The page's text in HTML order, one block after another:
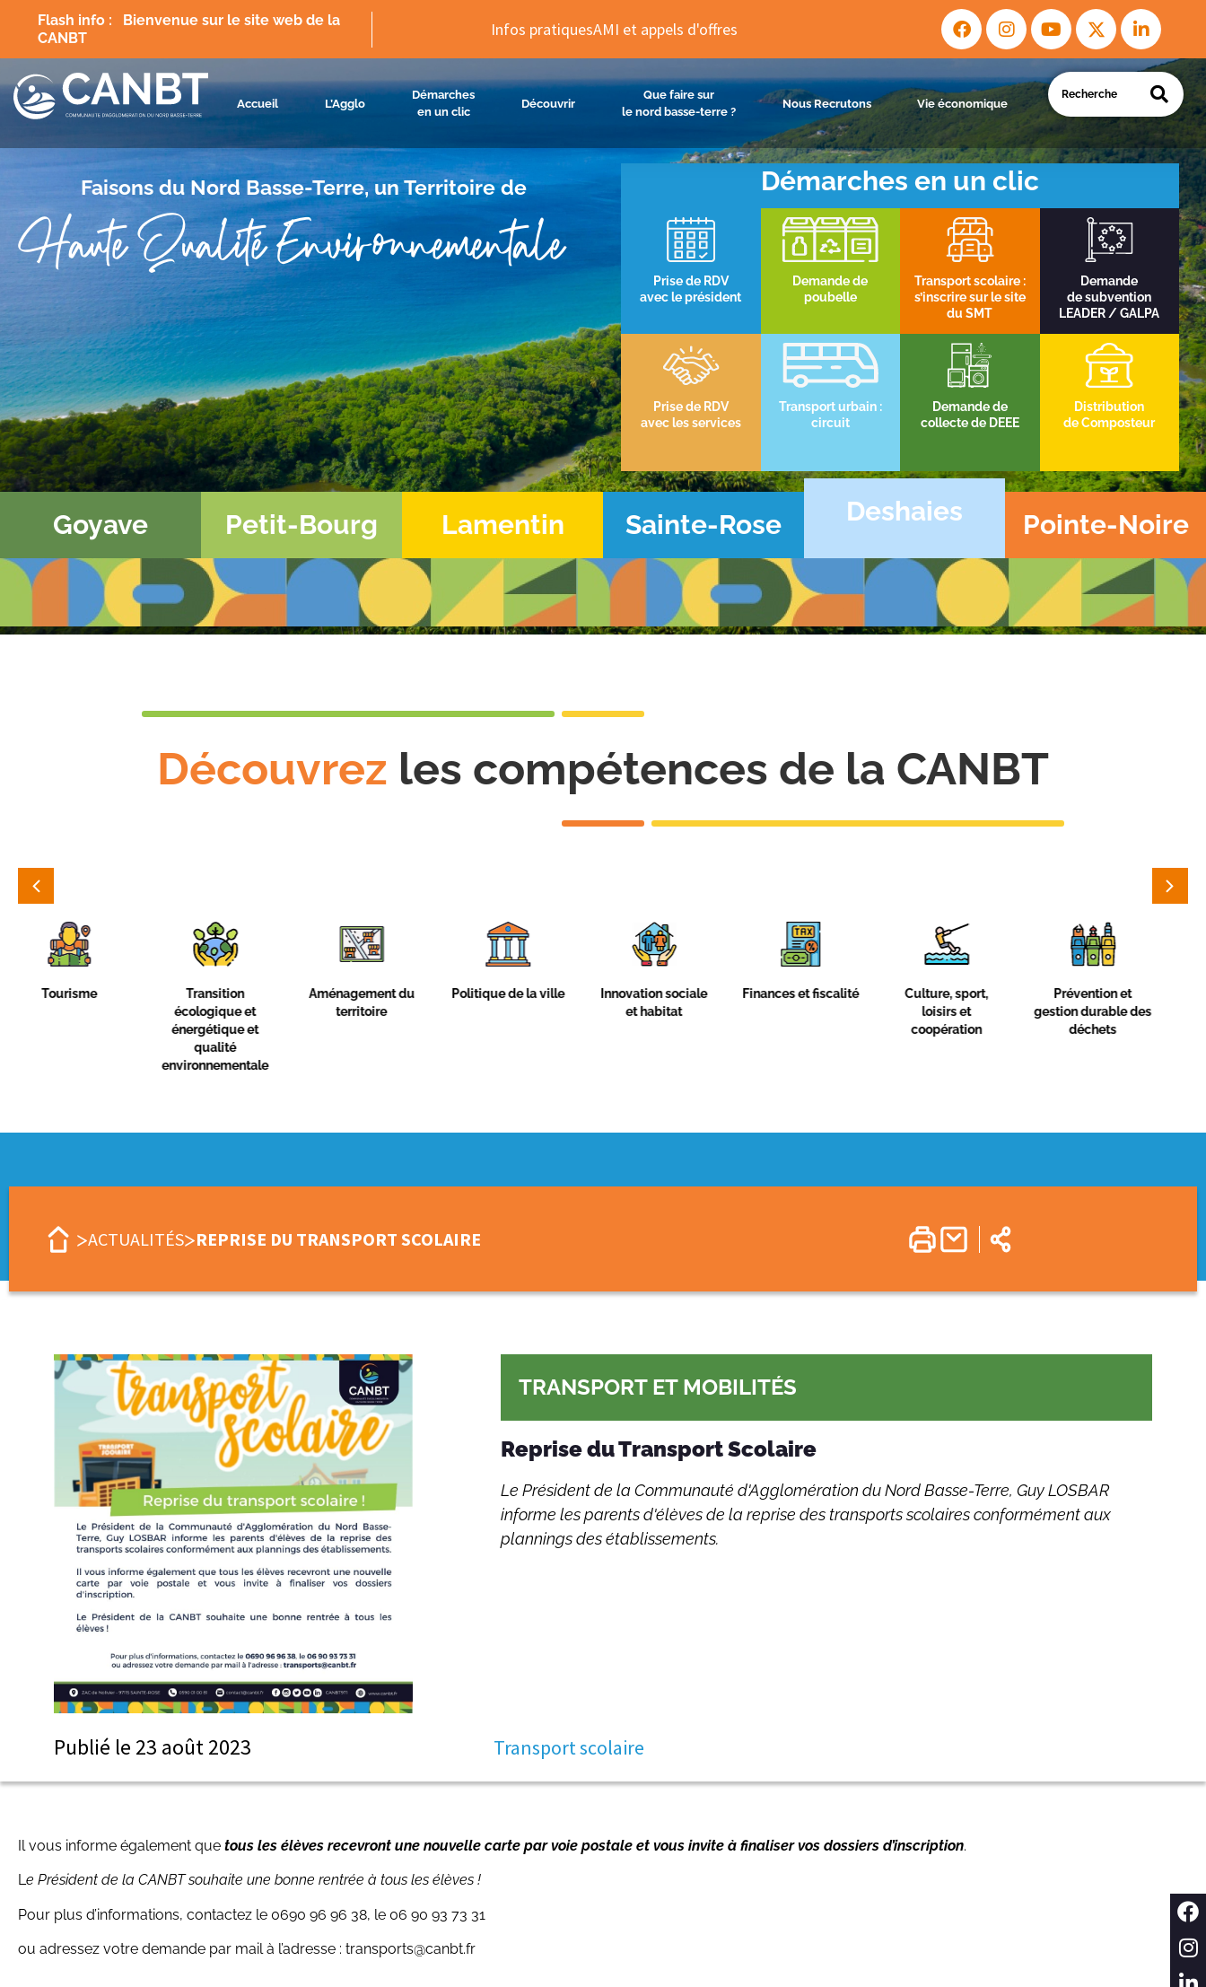
Flash info :
Bienvenue sur le site web de la
CANBT
Flash info : Site en cours de mise à jour
Infos pratiquesAMI et appels d'offres
Accueil L’Agglo
Démarches
en un clic
Découvrir
Que faire sur
le nord basse-terre ?
Nous Recrutons Vie économique
Goyave Petit-Bourg Lamentin Sainte-Rose Deshaies Pointe-Noire
Faisons du Nord Basse-Terre, un Territoire de
Haute Qualité Environnementale
Démarches en un clic
Prise de RDV
avec le président
Demande de
poubelle
Transport scolaire :
s’inscrire sur le site
du SMT
Demande
de subvention
LEADER / GALPA
Prise de RDV
avec les services
Transport urbain :
circuit
Demande de
collecte de DEEE
Distribution
de Composteur
Découvrez les compétences de la CANBT
Transition
Aménagement du
territoire
Politique de la ville
Innovation sociale
Finances et fiscalité
Culture, sport,
Prévention et
gestion durable des
déchets
Cycle de l’eau et
prévention des
risques
ACTUALITÉS REPRISE DU TRANSPORT SCOLAIRE
TRANSPORT ET MOBILITÉS
Reprise du Transport Scolaire
Le Président de la Communauté d'Agglomération du Nord Basse-Terre, Guy LOSBAR
informe les parents d'élèves de la reprise des transports scolaires conformément aux
plannings des établissements.
Publié le 23 août 2023 Transport scolaire
Il vous informe également que tous les élèves recevront une nouvelle carte par voie postale et vous invite à finaliser vos dossiers d’inscription.
Le Président de la CANBT souhaite une bonne rentrée à tous les élèves !
Pour plus d’informations, contactez le 0690 96 96 38, le 06 90 93 73 31
ou adressez votre demande par mail à l’adresse : transports@canbt.fr